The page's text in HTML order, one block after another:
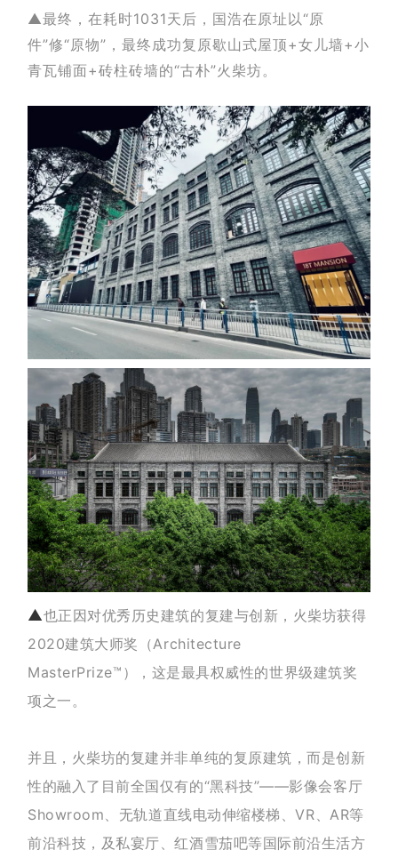
▲最终，在耗时1031天后，国浩在原址以“原
件”修“原物”，最终成功复原歇山式屋顶+女儿墙+小
青瓦铺面+砖柱砖墙的“古朴”火柴坊。
▲也正因对优秀历史建筑的复建与创新， 火柴坊获得
2020建筑大师奖（Architecture
MasterPrize™）
，这是最具权威性的世界级建筑奖
项之一。
并且，火柴坊的复建并非单纯的复原建筑，而是创新
性的融入了目前全国仅有的“黑科技”——影像会客厅
Showroom、无轨道直线电动伸缩楼梯、VR、AR等
前沿科技，及私宴厅、红酒雪茄吧等国际前沿生活方